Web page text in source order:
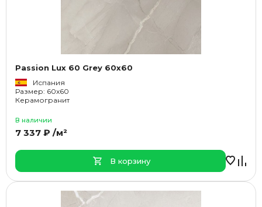
Passion Lux 60 Grey 60x60
Испания
Размер: 60x60
Керамогранит
В наличии
7 337 ₽ /м²
В корзину